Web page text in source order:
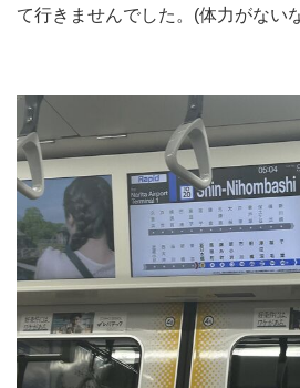
て行きませんでした。(体力がない